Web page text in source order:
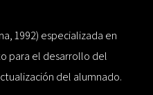
1992) especializada en
para el desarrollo del
del alumnado.